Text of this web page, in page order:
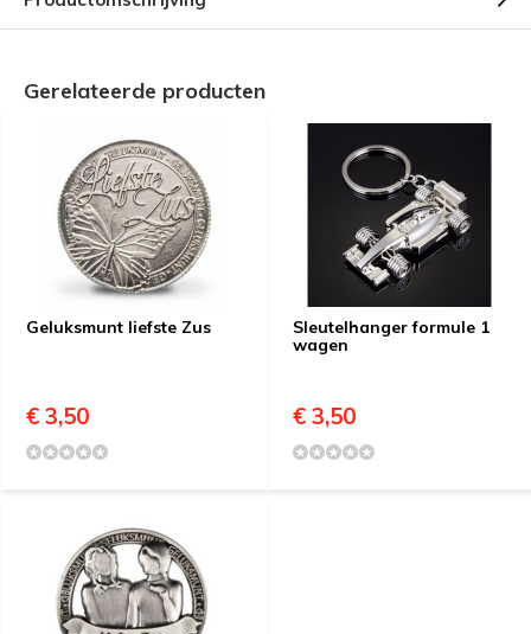
Gerelateerde producten
Geluksmunt liefste Zus
€ 3,50
Sleutelhanger formule 1
wagen
€ 3,50